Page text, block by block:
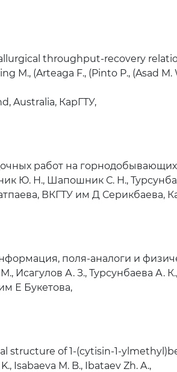
throughput-recovery
M., (Arteaga F., (Pinto P., (Asad
Australia, КарГТУ,
работ на
Ю. Н., Шапошник С. Н.,
ВКГТУ им Д Серикбаева,
поля-аналоги и
Исагулов А. З., Турсунбаева А.
Е Букетова,
structure of 1-(cytisin-1-
Isabaeva M. B., Ibataev Zh. A.,